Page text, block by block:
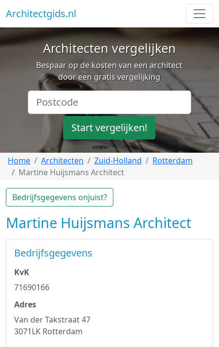
Architectgids.nl
Architecten vergelijken
Bespaar op de kosten van een architect
door een gratis vergelijking
Start vergelijken!
Home Architecten Zuid-Holland
Rotterdam
Martine Huijsmans Architect
Bedrijfsgegevens onjuist?
Martine Huijsmans Architect
Bedrijfsgegevens
KvK
71690166
Adres
Van der Takstraat 47
3071LK Rotterdam